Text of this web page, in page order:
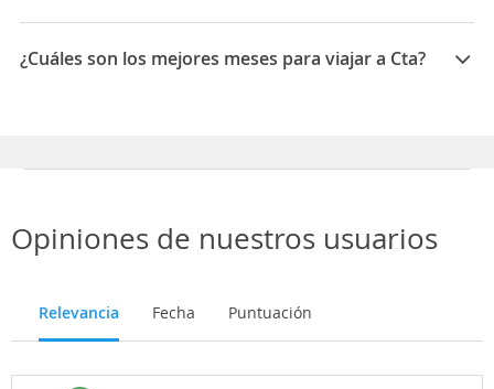
¿Cuáles son los mejores meses para viajar a Cta?
Opiniones de nuestros usuarios
Relevancia Fecha Puntuación